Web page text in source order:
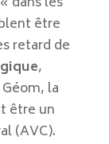
être
retard de
,
la
être un
(AVC).